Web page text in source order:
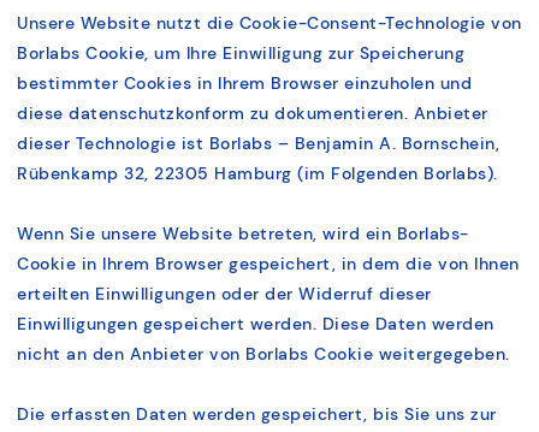
Unsere Website nutzt die Cookie-Consent-Technologie von
Borlabs Cookie, um Ihre Einwilligung zur Speicherung
bestimmter Cookies in Ihrem Browser einzuholen und
diese datenschutzkonform zu dokumentieren. Anbieter
dieser Technologie ist Borlabs – Benjamin A. Bornschein,
Rübenkamp 32, 22305 Hamburg (im Folgenden Borlabs).
Wenn Sie unsere Website betreten, wird ein Borlabs-
Cookie in Ihrem Browser gespeichert, in dem die von Ihnen
erteilten Einwilligungen oder der Widerruf dieser
Einwilligungen gespeichert werden. Diese Daten werden
nicht an den Anbieter von Borlabs Cookie weitergegeben.
Die erfassten Daten werden gespeichert, bis Sie uns zur